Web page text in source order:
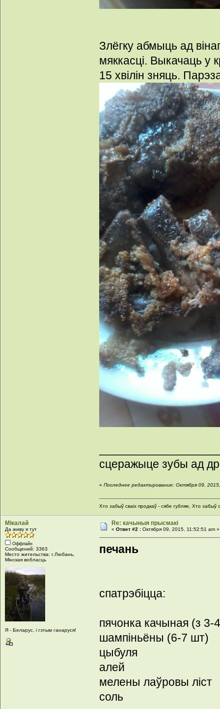
Злёгку абмыць ад
мяккасці. Выкачаць у
15 хвілін зняць.
сцеражыце зубы ад
«Последнее редактирование: Октября 09,
Хто забыў сваіх продкаў - сябе губляе, Хто забыў
Мікалай
Да живу я тут
Оффлайн
Сообщений: 3363
Место жительства: г.Любань,
Мінская вобласць
Я - Беларус, і гэтым ганаруся!
Re: качыныя прысмакі
«Ответ #2 : Октября 09, 2015, 11:52:51 am »
печань
спатрэбіцца:
пячонка качыная (з 3-
шампіньёны (6-7 шт)
цыбуля
алей
мелены лаўровы ліст
соль